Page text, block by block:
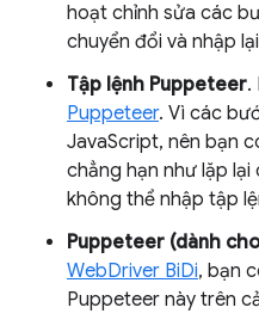
hoạt chỉnh sửa các
chuyển đổi và nhập
Tập lệnh Puppeteer.
Puppeteer. Vì các
JavaScript, nên bạn
chẳng hạn như lặp
không thể nhập tập
Puppeteer (dành
WebDriver BiDi, bạn
Puppeteer này trên